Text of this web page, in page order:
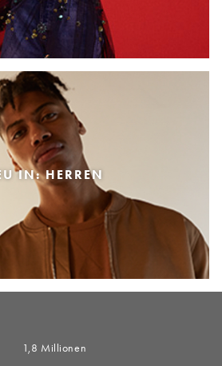
IN: HERREN
1,8 Millionen